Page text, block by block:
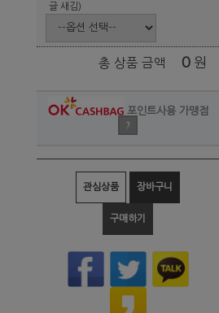
글 새김)
총 상품 금액 0 원
포인트사용 가맹점
?
관심상품 장바구니
구매하기